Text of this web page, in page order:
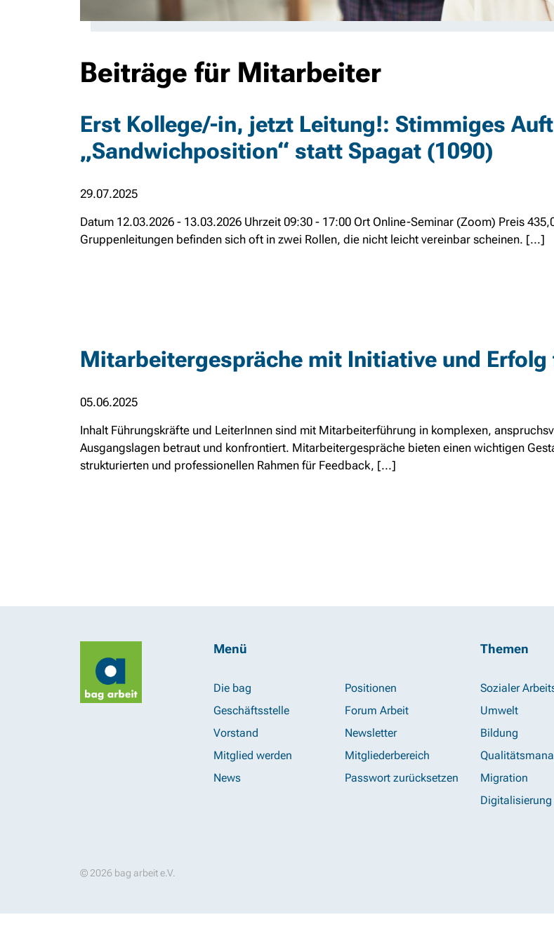
Beiträge für Mitarbeiter
Erst Kollege/-in, jetzt Leitung!: Stimmiges
„Sandwichposition“ statt Spagat (1090)
29.07.2025
Datum 12.03.2026 - 13.03.2026 Uhrzeit 09:30 - 17:00 Ort Online-Seminar (Zoom) Preis
Gruppenleitungen befinden sich oft in zwei Rollen, die nicht leicht vereinbar scheinen. [...]
Mitarbeitergespräche mit Initiative und Erfolg
05.06.2025
Inhalt Führungskräfte und LeiterInnen sind mit Mitarbeiterführung in komplexen,
Ausgangslagen betraut und konfrontiert. Mitarbeitergespräche bieten einen wichtigen
strukturierten und professionellen Rahmen für Feedback, [...]
Menü
Die bag
Geschäftsstelle
Vorstand
Mitglied werden
News
Positionen
Forum Arbeit
Newsletter
Mitgliederbereich
Passwort zurücksetzen
Themen
Sozialer
Umwelt
Bildung
Migration
Digitalisierung
© 2026 bag arbeit e.V.